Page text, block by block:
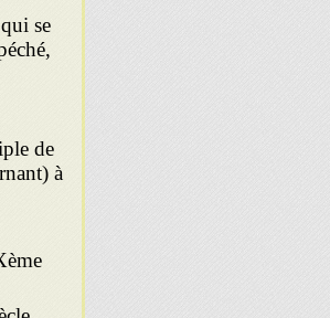
se
de
à